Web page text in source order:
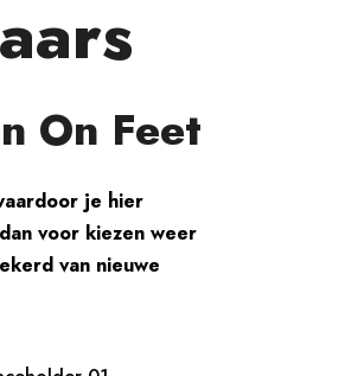
On Feet
je hier
voor kiezen weer
van nieuwe